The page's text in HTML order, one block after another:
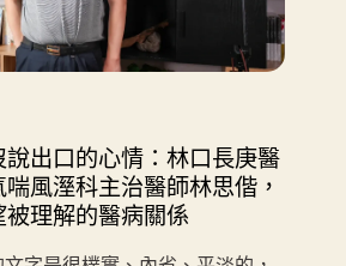
說出口的心情：林口長庚醫
風溼科主治醫師林思偕，
理解的醫病關係